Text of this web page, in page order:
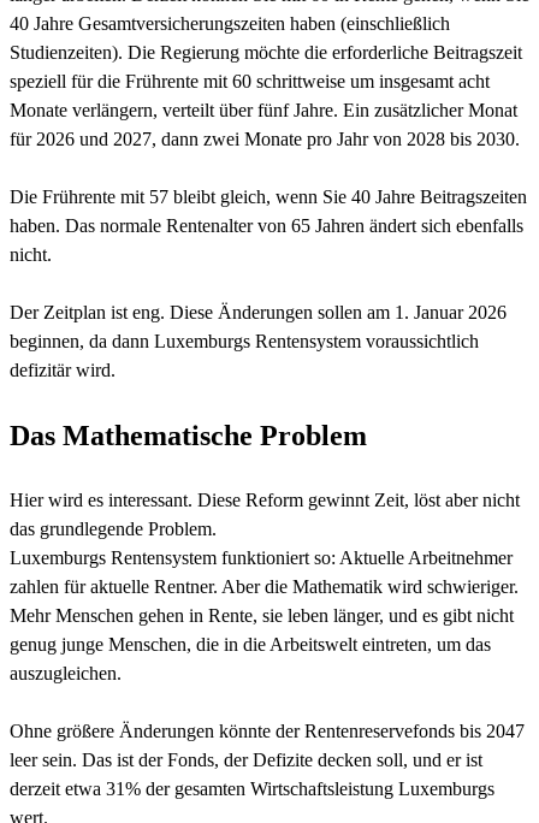
40 Jahre Gesamtversicherungszeiten haben (einschließlich
Studienzeiten). Die Regierung möchte die erforderliche Beitragszeit
speziell für die Frührente mit 60 schrittweise um insgesamt acht
Monate verlängern, verteilt über fünf Jahre. Ein zusätzlicher Monat
für 2026 und 2027, dann zwei Monate pro Jahr von 2028 bis 2030.
Die Frührente mit 57 bleibt gleich, wenn Sie 40 Jahre Beitragszeiten
haben. Das normale Rentenalter von 65 Jahren ändert sich ebenfalls
nicht.
Der Zeitplan ist eng. Diese Änderungen sollen am 1. Januar 2026
beginnen, da dann Luxemburgs Rentensystem voraussichtlich
defizitär wird.
Das Mathematische Problem
Hier wird es interessant. Diese Reform gewinnt Zeit, löst aber nicht
das grundlegende Problem.
Luxemburgs Rentensystem funktioniert so: Aktuelle Arbeitnehmer
zahlen für aktuelle Rentner. Aber die Mathematik wird schwieriger.
Mehr Menschen gehen in Rente, sie leben länger, und es gibt nicht
genug junge Menschen, die in die Arbeitswelt eintreten, um das
auszugleichen.
Ohne größere Änderungen könnte der Rentenreservefonds bis 2047
leer sein. Das ist der Fonds, der Defizite decken soll, und er ist
derzeit etwa 31% der gesamten Wirtschaftsleistung Luxemburgs
wert.